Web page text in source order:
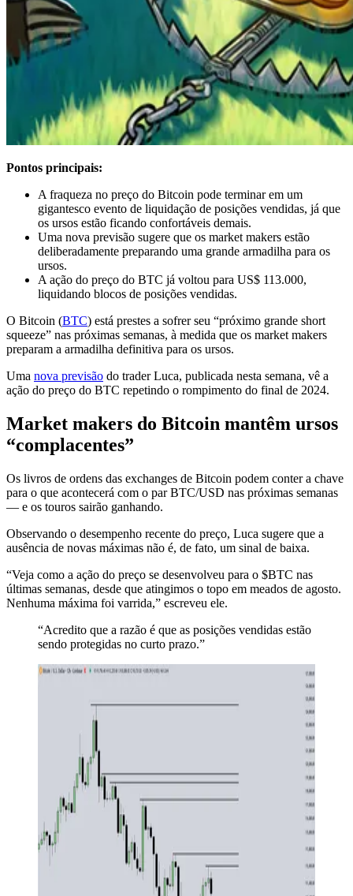
Pontos principais:
A fraqueza no preço do Bitcoin pode terminar em um
gigantesco evento de liquidação de posições vendidas, já que
os ursos estão ficando confortáveis demais.
Uma nova previsão sugere que os market makers estão
deliberadamente preparando uma grande armadilha para os
ursos.
A ação do preço do BTC já voltou para US$ 113.000,
liquidando blocos de posições vendidas.
O Bitcoin (BTC) está prestes a sofrer seu “próximo grande short
squeeze” nas próximas semanas, à medida que os market makers
preparam a armadilha definitiva para os ursos.
Uma nova previsão do trader Luca, publicada nesta semana, vê a
ação do preço do BTC repetindo o rompimento do final de 2024.
Market makers do Bitcoin mantêm ursos
“complacentes”
Os livros de ordens das exchanges de Bitcoin podem conter a chave
para o que acontecerá com o par BTC/USD nas próximas semanas
— e os touros sairão ganhando.
Observando o desempenho recente do preço, Luca sugere que a
ausência de novas máximas não é, de fato, um sinal de baixa.
“Veja como a ação do preço se desenvolveu para o $BTC nas
últimas semanas, desde que atingimos o topo em meados de agosto.
Nenhuma máxima foi varrida,” escreveu ele.
“Acredito que a razão é que as posições vendidas estão
sendo protegidas no curto prazo.”